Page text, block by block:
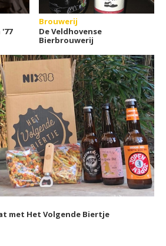
Brouwerij
De Veldhovense
Bierbrouwerij
met Het Volgende Biertje